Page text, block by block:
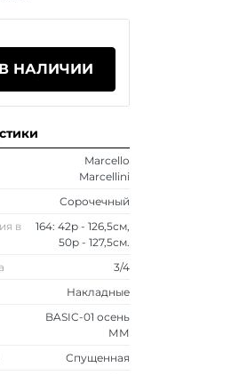
НАЛИЧИИ
Marcello
Marcellini
Сорочечный
в
164: 42р - 126,5см,
50р - 127,5см.
3/4
Накладные
BASIC-01 осень
ММ
Спущенная